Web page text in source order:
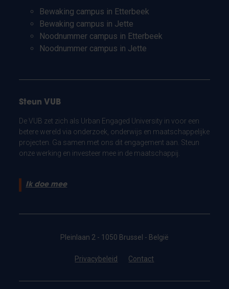
Bewaking campus in Etterbeek
Bewaking campus in Jette
Noodnummer campus in Etterbeek
Noodnummer campus in Jette
Steun VUB
De VUB zet zich als Urban Engaged University in voor een
betere wereld via onderzoek, onderwijs en maatschappelijke
projecten. Ga samen met ons dit engagement aan. Steun
onze werking en investeer mee in de maatschappij.
Ik doe mee
Pleinlaan 2 - 1050 Brussel - België
Privacybeleid Contact